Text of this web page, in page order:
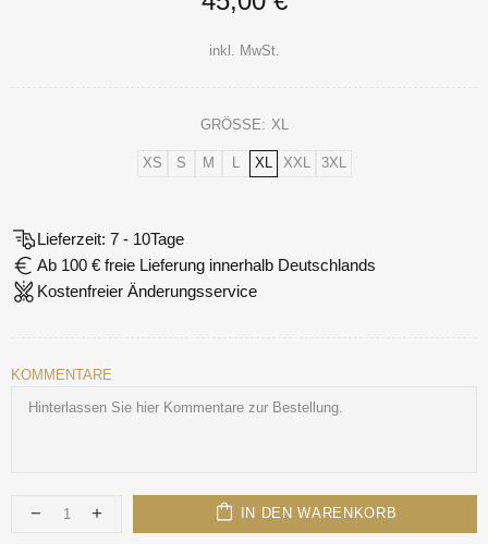
inkl. MwSt.
GRÖSSE: XL
XS S M L XL XXL 3XL
Lieferzeit: 7 - 10Tage
Ab 100 € freie Lieferung innerhalb Deutschlands
Kostenfreier Änderungsservice
KOMMENTARE
IN DEN WARENKORB